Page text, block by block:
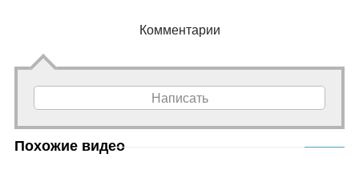
Комментарии
Написать
Похожие видео